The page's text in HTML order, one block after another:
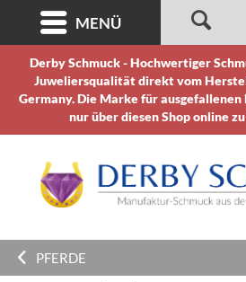
Derby Schmuck - Hochwertiger
Juweliersqualität direkt vom
Germany. Die Marke für
nur über diesen Shop online
MENÜ
PFERDE